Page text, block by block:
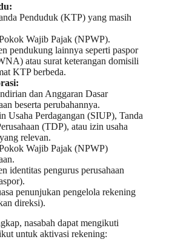
Penduduk (KTP) yang masih
Wajib Pajak (NPWP).
pendukung lainnya seperti paspor
atau surat keterangan domisili
KTP berbeda.
dan Anggaran Dasar
beserta perubahannya.
Usaha Perdagangan (SIUP), Tanda
(TDP), atau izin usaha
relevan.
Wajib Pajak (NPWP)
identitas pengurus perusahaan
penunjukan pengelola rekening
direksi).
nasabah dapat mengikuti
untuk aktivasi rekening: